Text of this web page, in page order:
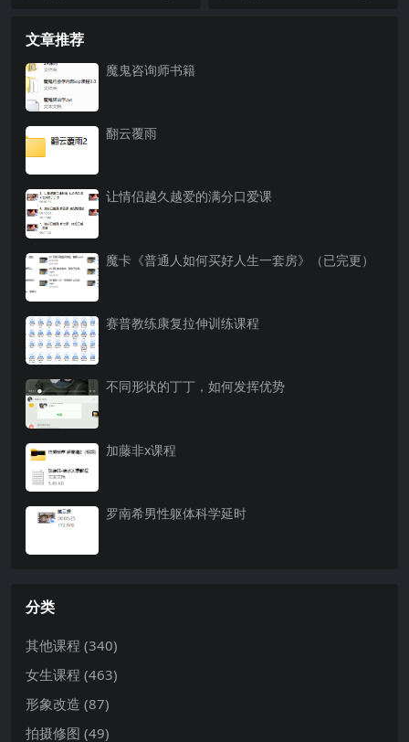
文章推荐
魔鬼咨询师书籍
翻云覆雨
让情侣越久越爱的满分口爱课
魔卡《普通人如何买好人生一套房》（已完更）
赛普教练康复拉伸训练课程
不同形状的丁丁，如何发挥优势
加藤非x课程
罗南希男性躯体科学延时
分类
其他课程 (340)
女生课程 (463)
形象改造 (87)
拍摄修图 (49)